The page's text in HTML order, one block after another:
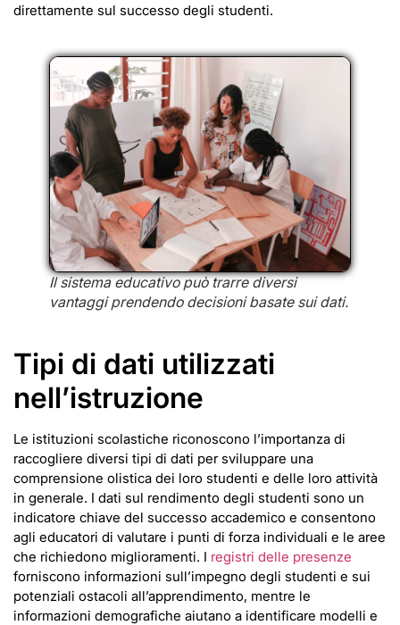
direttamente sul successo degli studenti.
Il sistema educativo può trarre diversi
vantaggi prendendo decisioni basate sui dati.
Tipi di dati utilizzati
nell’istruzione
Le istituzioni scolastiche riconoscono l’importanza di
raccogliere diversi tipi di dati per sviluppare una
comprensione olistica dei loro studenti e delle loro attività
in generale. I dati sul rendimento degli studenti sono un
indicatore chiave del successo accademico e consentono
agli educatori di valutare i punti di forza individuali e le aree
che richiedono miglioramenti. I registri delle presenze
forniscono informazioni sull’impegno degli studenti e sui
potenziali ostacoli all’apprendimento, mentre le
informazioni demografiche aiutano a identificare modelli e